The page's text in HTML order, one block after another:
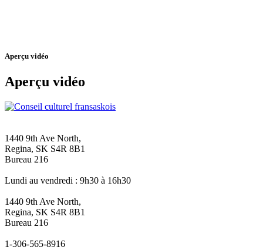
Aperçu vidéo
Aperçu vidéo
1440 9th Ave North,
Regina, SK S4R 8B1
Bureau 216
Lundi au vendredi : 9h30 à 16h30
1440 9th Ave North,
Regina, SK S4R 8B1
Bureau 216
1-306-565-8916